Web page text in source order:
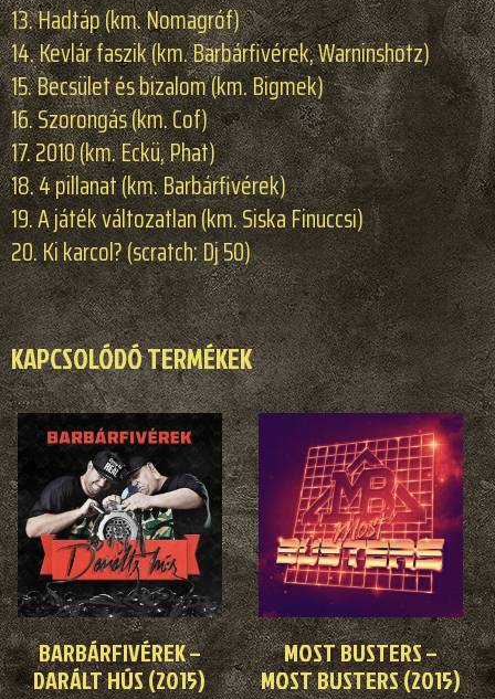
13. Hadtáp (km. Nomagróf)
14. Kevlár faszik (km. Barbárfivérek, Warninshotz)
15. Becsület és bizalom (km. Bigmek)
16. Szorongás (km. Cof)
17. 2010 (km. Eckü, Phat)
18. 4 pillanat (km. Barbárfivérek)
19. A játék változatlan (km. Siska Finuccsi)
20. Ki karcol? (scratch: Dj 50)
KAPCSOLÓDÓ TERMÉKEK
BARBÁRFIVÉREK –
DARÁLT HÚS (2015)
MOST BUSTERS –
MOST BUSTERS (2015)